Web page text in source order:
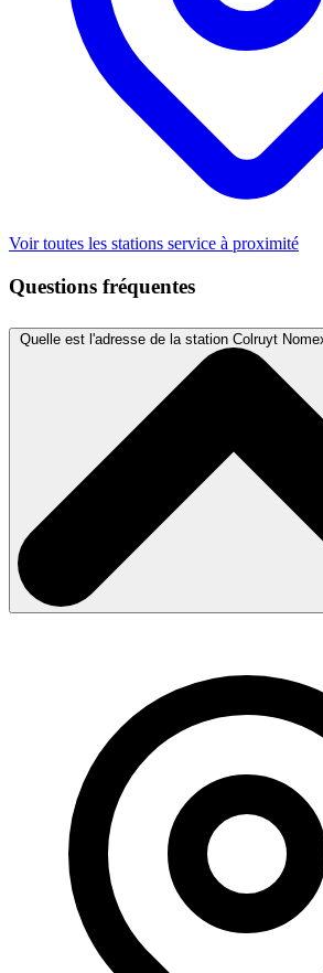
Voir toutes les stations service à proximité
Questions fréquentes
Quelle est l'adresse de la station Colruyt